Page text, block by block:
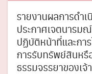
รายงานผลการดำ
ประกาศเจตนารม
ปฏิบัติหน้าที่และกา
การรับทรัพย์สินหรื
ธรรมจรรยาของเ